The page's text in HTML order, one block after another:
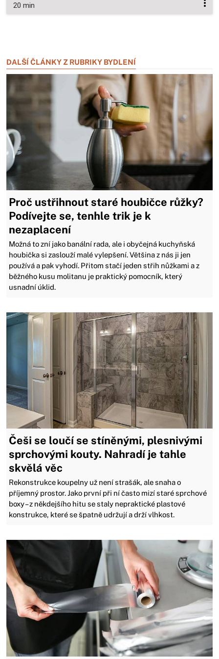
20 min
DALŠÍ ČLÁNKY Z RUBRIKY BYDLENÍ
Proč ustřihnout staré houbičce růžky?
Podívejte se, tenhle trik je k
nezaplacení
Možná to zní jako banální rada, ale i obyčejná kuchyňská
houbička si zaslouží malé vylepšení. Většina z nás ji jen
používá a pak vyhodí. Přitom stačí jeden střih nůžkami a z
běžného kusu molitanu je praktický pomocník, který
usnadní úklid.
Češi se loučí se stíněnými, plesnivými
sprchovými kouty. Nahradí je tahle
skvělá věc
Rekonstrukce koupelny už není strašák, ale snaha o
příjemný prostor. Jako první při ní často mizí staré sprchové
boxy – z někdejšího hitu se staly nepraktické plastové
konstrukce, které se špatně udržují a drží vlhkost.